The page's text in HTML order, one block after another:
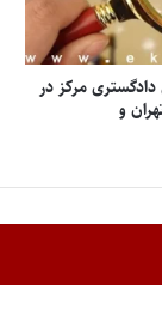
مرکز در
تهران و